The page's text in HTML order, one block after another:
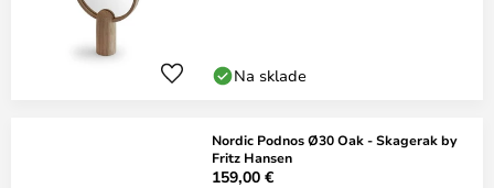
Na sklade
Nordic Podnos Ø30 Oak - Skagerak by
Fritz Hansen
159,00 €